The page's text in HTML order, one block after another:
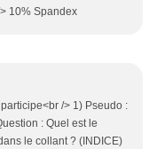
10% Spandex
/> 1) Pseudo :
: Quel est le
le collant ? (INDICE)